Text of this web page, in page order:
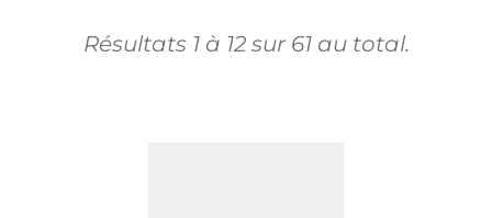
Résultats 1 à 12 sur 61 au total.